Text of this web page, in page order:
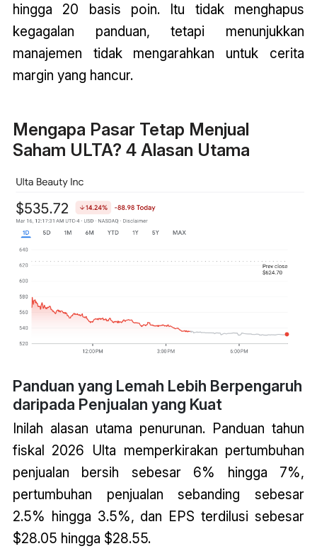
hingga 20 basis poin. Itu tidak menghapus
kegagalan panduan, tetapi menunjukkan
manajemen tidak mengarahkan untuk cerita
margin yang hancur.
Mengapa Pasar Tetap Menjual
Saham ULTA? 4 Alasan Utama
Panduan yang Lemah Lebih Berpengaruh
daripada Penjualan yang Kuat
Inilah alasan utama penurunan. Panduan tahun
fiskal 2026 Ulta memperkirakan pertumbuhan
penjualan bersih sebesar 6% hingga 7%,
pertumbuhan penjualan sebanding sebesar
2.5% hingga 3.5%, dan EPS terdilusi sebesar
$28.05 hingga $28.55.